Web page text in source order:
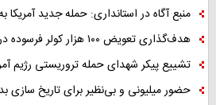
منبع آگاه در استانداری: حمله جدید آمریکا
هدف‌گذاری تعویض ۱۰۰ هزار کولر فرسوده در هرمزگان
تشییع پیکر شهدای حمله تروریستی رژیم
حضور میلیونی و بی‌نظیر برای تاریخ سازی